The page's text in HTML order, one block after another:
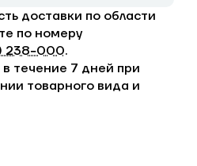
доставки по области
по номеру
238−000.
в течение 7 дней при
товарного вида и